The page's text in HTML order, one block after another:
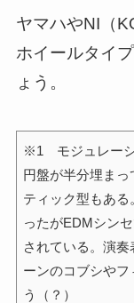
ヤマハやNI（
ホイールタイ
ょう。
※1 モジュレーシ
円盤が半分埋ま
ティック型もあ
ったがEDMシン
されている。演
ーンのコブシや
う（？）